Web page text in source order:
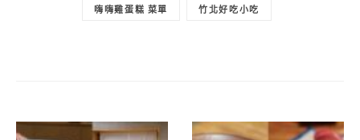
嗨嗨雞蛋糕 菜單 竹北好吃小吃